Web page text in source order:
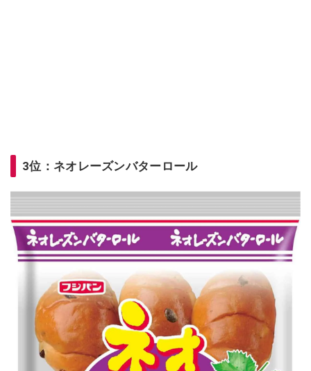
3位：ネオレーズンバターロール